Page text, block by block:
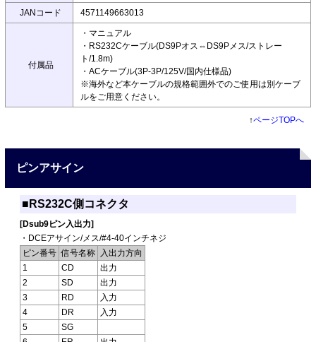
JANコード 4571149663013
付属品
・マニュアル
・RS232Cケーブル(DS9Pオス⇔DS9Pメス/ストレー
ト/1.8m)
・ACケーブル(3P-3P/125V/国内仕様品)
※海外など本ケーブルの規格範囲外でのご使用は別ケーブ
ルをご用意ください。
↑ページTOPへ
ピンアサイン
■RS232C側コネクタ
[Dsub9ピン入出力]
・DCEアサイン/メス/#4-40インチネジ
ピン番号 信号名称
入出力方向
1
CD
出力
2
SD
出力
3
RD
入力
4
DR
入力
5
SG